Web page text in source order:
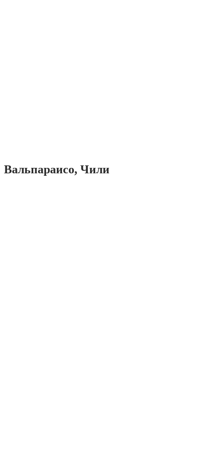
Вальпараисо, Чили